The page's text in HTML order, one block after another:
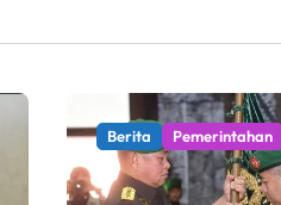
Profesional
Berita Pemerintahan